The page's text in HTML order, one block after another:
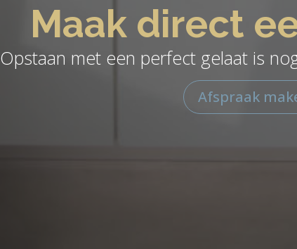
Maak direct
Opstaan met een perfect gelaat is
Afspraak